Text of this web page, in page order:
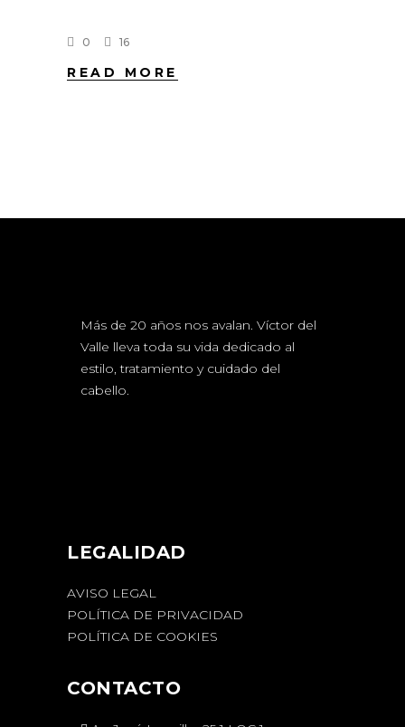
0 16
READ MORE
Más de 20 años nos avalan. Víctor del
Valle lleva toda su vida dedicado al
estilo, tratamiento y cuidado del
cabello.
LEGALIDAD
AVISO LEGAL
POLÍTICA DE PRIVACIDAD
POLÍTICA DE COOKIES
CONTACTO